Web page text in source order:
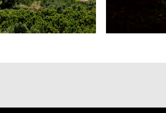
CASTELLANO